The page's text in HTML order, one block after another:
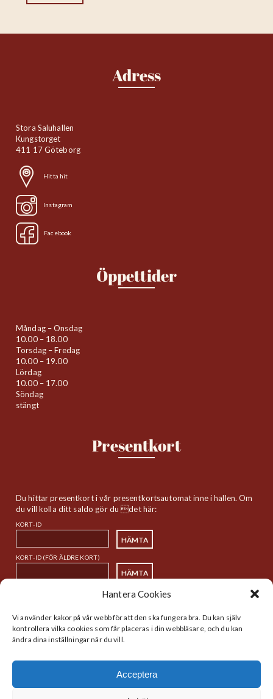
Hantera Cookies
Vi använder kakor på vår webb för att den ska fungera bra. Du kan själv
kontrollera vilka cookies som får placeras i din webbläsare, och du kan
ändra dina inställningar när du vill.
Acceptera
Adress
Stora Saluhallen
Kungstorget
411 17 Göteborg
Hitta hit
Instagram
Facebook
Öppettider
Måndag – Onsdag
10.00 – 18.00
Torsdag – Fredag
10.00 – 19.00
Lördag
10.00 – 17.00
Söndag
stängt
Presentkort
Du hittar presentkort i vår presentkortsautomat inne i hallen. Om
du vill kolla ditt saldo gör du det här:
KORT-ID
KORT-ID (FÖR ÄLDRE KORT)
Sitemap
Startsida
Handlare
Lunch